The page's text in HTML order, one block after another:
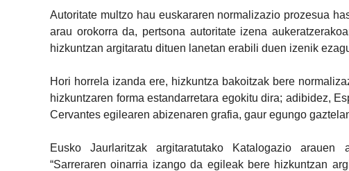
Autoritate multzo hau euskararen normalizazio prozesua
arau orokorra da, pertsona autoritate izena
hizkuntzan argitaratu dituen lanetan erabili duen izenik
Hori horrela izanda ere, hizkuntza bakoitzak bere
hizkuntzaren forma estandarretara egokitu dira; adibidez,
Cervantes egilearen abizenaren grafia, gaur egungo
Eusko Jaurlaritzak argitaratutako Katalogazio arauen
“Sarreraren oinarria izango da egileak bere hizkuntzan